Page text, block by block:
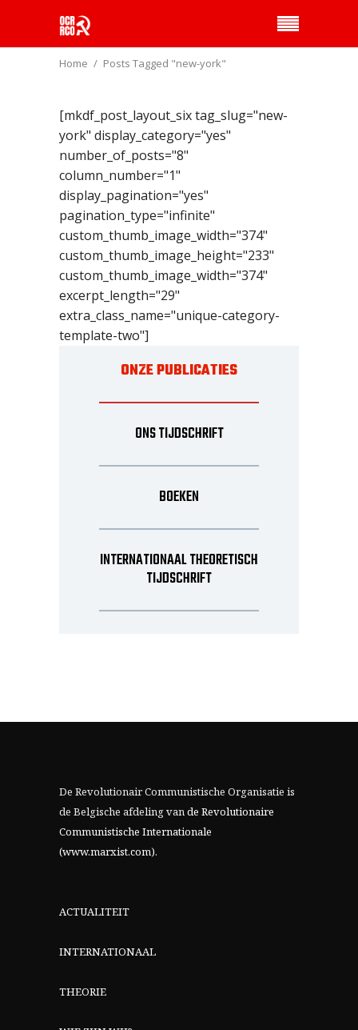
Home Posts Tagged "new-york"
[mkdf_post_layout_six tag_slug="new-
york" display_category="yes"
number_of_posts="8"
column_number="1"
display_pagination="yes"
pagination_type="infinite"
custom_thumb_image_width="374"
custom_thumb_image_height="233"
custom_thumb_image_width="374"
excerpt_length="29"
extra_class_name="unique-category-
template-two"]
ONZE PUBLICATIES
ONS TIJDSCHRIFT
BOEKEN
INTERNATIONAAL THEORETISCH
TIJDSCHRIFT
De Revolutionair Communistische Organisatie is
de Belgische afdeling vande Revolutionaire
Communistische Internationale
(www.marxist.com).
ACTUALITEIT
INTERNATIONAAL
THEORIE